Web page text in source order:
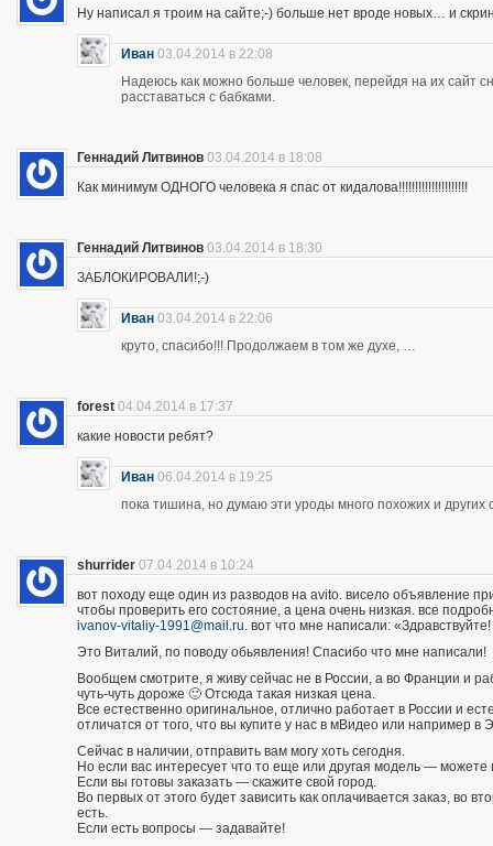
Ну написал я троим на сайте;-) больше нет вроде новых… и
Иван 03.04.2014 в 22:08
Надеюсь как можно больше человек, перейдя на их сайт
расставаться с бабками.
Геннадий Литвинов 03.04.2014 в 18:08
Как минимум ОДНОГО человека я спас от кидалова!!!!!!!!!!!!!!!!!!!!!
Геннадий Литвинов 03.04.2014 в 18:30
ЗАБЛОКИРОВАЛИ!;-)
Иван 03.04.2014 в 22:06
круто, спасибо!!! Продолжаем в том же духе, …
forest 04.04.2014 в 17:37
какие новости ребят?
Иван 06.04.2014 в 19:25
пока тишина, но думаю эти уроды много похожих и
shurrider 07.04.2014 в 10:24
вот походу еще один из разводов на avito. висело объявление
чтобы проверить его состояние, а цена очень низкая. все
ivanov-vitaliy-1991@mail.ru. вот что мне написали: «Здравствуйте!
Это Виталий, по поводу обьявления! Спасибо что мне написали!
Вообщем смотрите, я живу сейчас не в России, а во Франции и
чуть-чуть дороже 🙂 Отсюда такая низкая цена.
Все естественно оригинальное, отлично работает в России и
отличатся от того, что вы купите у нас в мВидео или например в
Сейчас в наличии, отправить вам могу хоть сегодня.
Но если вас интересует что то еще или другая модель —
Если вы готовы заказать — скажите свой город.
Во первых от этого будет зависить как оплачивается заказ, во
есть.
Если есть вопросы — задавайте!